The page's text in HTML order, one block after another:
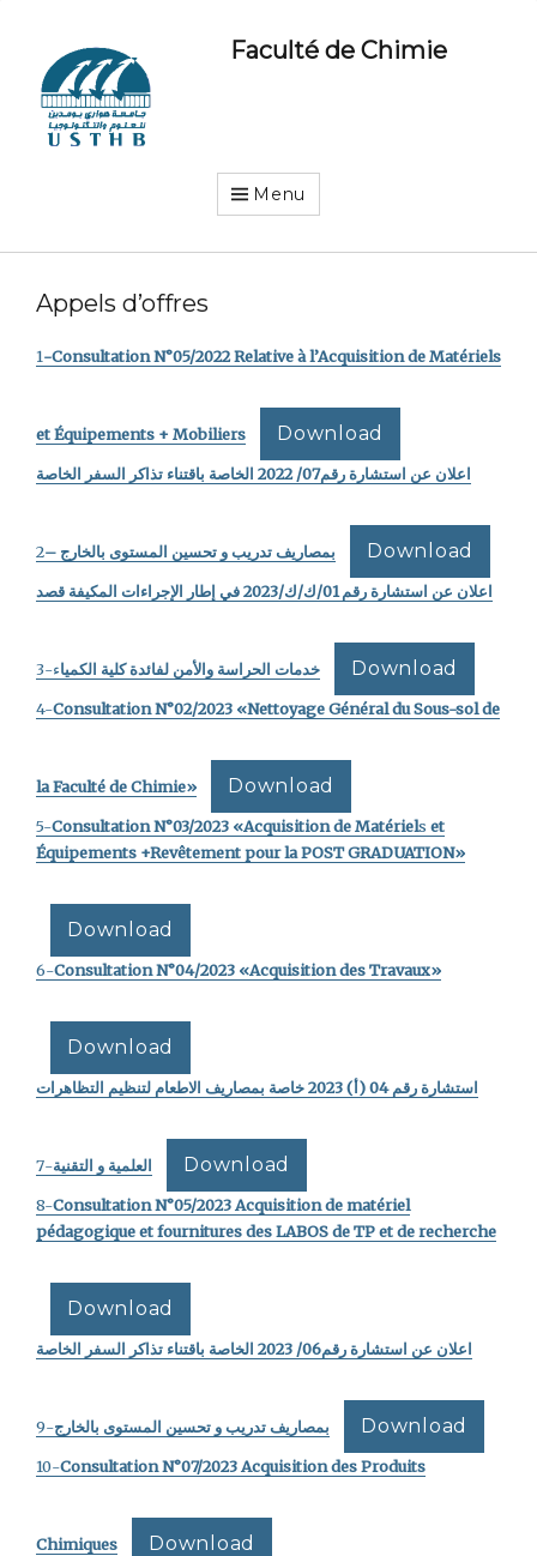
Faculté de Chimie
Menu
Appels d’offres
1-Consultation N°05/2022 Relative à l’Acquisition de Matériels
et Équipements + Mobiliers Download
اعلان عن استشارة رقم07/ 2022 الخاصة باقتناء تذاكر السفر الخاصة
بمصاريف تدريب و تحسين المستوى بالخارج –
2 Download
اعلان عن استشارة رقم 01/ك/ك/2023 في إطار الإجراءات المكيفة قصد
خدمات الحراسة والأمن لفائدة كلية الكمياء-3 Download
4-ConsultationN°02/2023 «Nettoyage Général du Sous-sol de
la Faculté de Chimie» Download
5-ConsultationN°03/2023 «Acquisition de Matériels et
Équipements +Revêtement pour la POST GRADUATION»
Download
6-ConsultationN°04/2023 «Acquisition des Travaux»
Download
استشارة رقم 04 (أ) 2023 خاصة بمصاريف الاطعام لتنظيم التظاهرات
العلمية و التقنية-7 Download
8-Consultation N°05/2023 Acquisition de matériel
pédagogique et fournitures des LABOS de TP et de recherche
Download
اعلان عن استشارة رقم06/ 2023 الخاصة باقتناء تذاكر السفر الخاصة
بمصاريف تدريب و تحسين المستوى بالخارج-9 Download
10-Consultation N°07/2023 Acquisition des Produits
Chimiques Download